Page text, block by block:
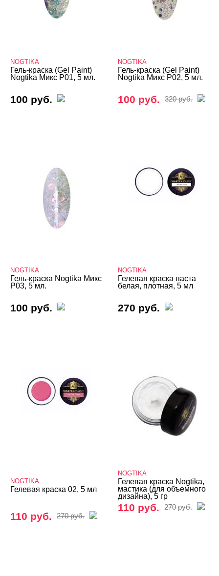
NOGTIKA
Гель-краска (Gel Paint)
Nogtika Микс P01, 5 мл.
100 руб.
NOGTIKA
Гель-краска (Gel Paint)
Nogtika Микс P02, 5 мл.
100 руб. 320 руб.
NOGTIKA
Гель-краска Nogtika Микс
P03, 5 мл.
100 руб.
NOGTIKA
Гелевая краска паста
белая, плотная, 5 мл
270 руб.
NOGTIKA
Гелевая краска 02, 5 мл
110 руб. 270 руб.
NOGTIKA
Гелевая краска Nogtika,
мастика (для объемного
дизайна), 5 гр
110 руб. 270 руб.